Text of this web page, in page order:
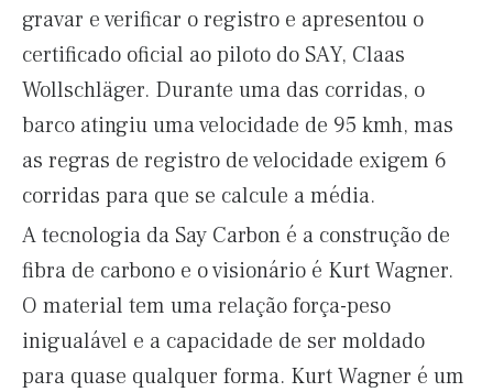
gravar e verificar o registro e apresentou o
certificado oficial ao piloto do SAY, Claas
Wollschläger. Durante uma das corridas, o
barco atingiu uma velocidade de 95 kmh, mas
as regras de registro de velocidade exigem 6
corridas para que se calcule a média.
A tecnologia da Say Carbon é a construção de
fibra de carbono e o visionário é Kurt Wagner.
O material tem uma relação força-peso
inigualável e a capacidade de ser moldado
para quase qualquer forma. Kurt Wagner é um